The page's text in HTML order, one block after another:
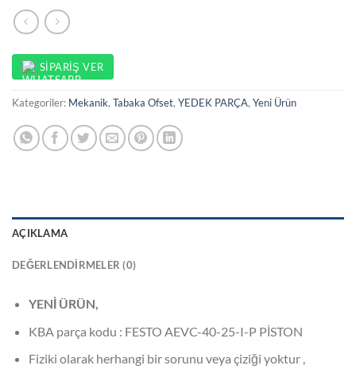
SIPARIŞ VER
Kategoriler: Mekanik, Tabaka Ofset, YEDEK PARÇA, Yeni Ürün
AÇIKLAMA
DEĞERLENDIRMELER (0)
YENİ ÜRÜN,
KBA parça kodu : FESTO AEVC-40-25-I-P PİSTON
Fiziki olarak herhangi bir sorunu veya çiziği yoktur ,